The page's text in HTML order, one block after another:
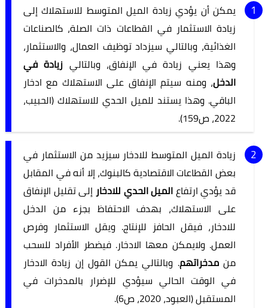
يمكن أن يؤدي زيادة الميل المتوسط للاستهلاك إلى
زيادة الاستثمار في القطاعات ذات الصلة، كالصناعات
الغذائية، وبالتالي سيزداد توظيف العمال، والاستثمار،
وهذا يعني زيادة في الإنفاق، وبالتالي زيادة في
الدخل، ومنه سيتم الإنفاق على الاستهلاك مع ادخار
الباقي. وهذا يستند للميل الحدي للاستهلاك (الحبيب،
2022، ص159).
زيادة الميل المتوسط للادخار سيزيد من الاستثمار في
بعض القطاعات الاقتصادية كالبنوك، إلا أنه في المقابل
قد يؤدي ارتفاعالميل الحدي للادخار إلى تقليل الإنفاق
على الاستهلاك، بهدف الاحتفاظ بجزء من الدخل
للادخار، فيقل الحافز للإنتاج. ويقل الاستثمار وفرص
العمل. ولايمكن معها الادخار. فيضطر الأفراد للسحب
منمدخراتهم. وبالتالي يمكن القول إن زيادة الادخار
في الوقت الحالي سيؤدي للإضرار بالمدخرات في
المستقبل (العبود، 2020، ص6).